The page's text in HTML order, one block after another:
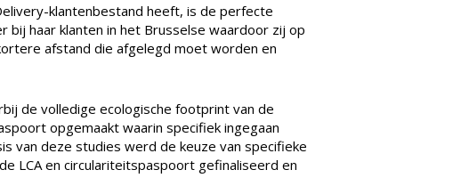
klantenbestand heeft, is de perfecte
bij haar klanten in het Brusselse waardoor zij op
afstand die afgelegd moet worden en
de volledige ecologische footprint van de
opgemaakt waarin specifiek ingegaan
van deze studies werd de keuze van specifieke
LCA en circulariteitspaspoort gefinaliseerd en